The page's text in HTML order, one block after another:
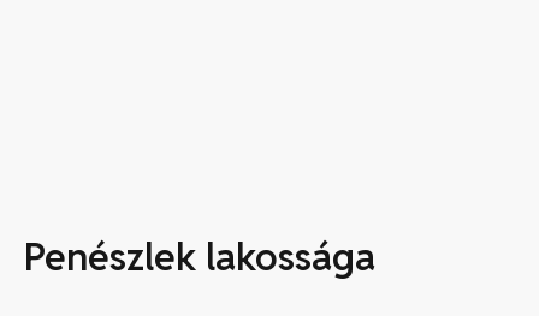
Penészlek lakossága